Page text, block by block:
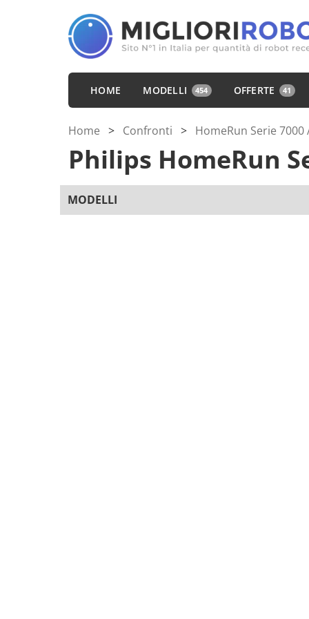
HOME MODELLI 454 OFFERTE 41
Home > Confronti > HomeRun Serie 7000
Philips HomeRun
MODELLI